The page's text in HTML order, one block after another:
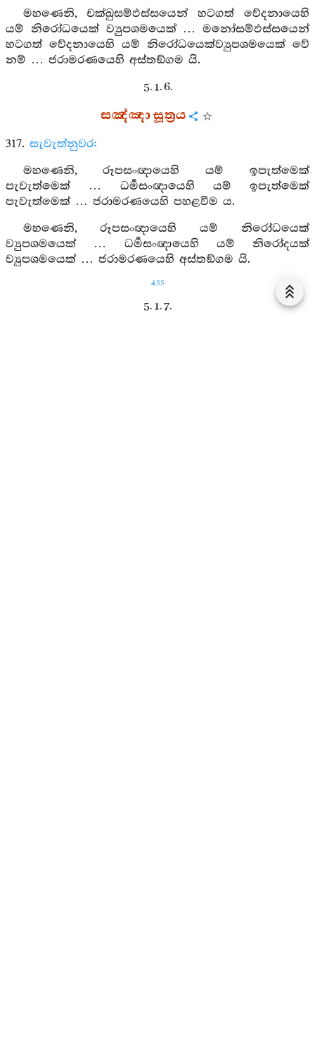
මහණෙනි, චක්ඛුසම්ඵස්සයෙන් හටගත් වේදනායෙහි
යම් නිරෝධයෙක් ව්‍යුපශමයෙක් … මනෝසම්ඵස්සයෙන්
හටගත් වේදනායෙහි යම් නිරෝධයෙක්ව්‍යුපශමයෙක් වේ
නම් … ජරාමරණයෙහි අස්තඞ්ගම යි.
5. 1. 6.
සඤ්ඤා සූත්‍රය
317. සැවැත්නුවර:
මහණෙනි, රූපසංඥායෙහි යම් ඉපැත්මෙක්
පැවැත්මෙක් … ධර්‍මසංඥායෙහි යම් ඉපැත්මෙක්
පැවැත්මෙක් … ජරාමරණයෙහි පහළවීම ය.
මහණෙනි, රූපසංඥායෙහි යම් නිරෝධයෙක්
ව්‍යුපශමයෙක් … ධර්‍මසංඥායෙහි යම් නිරෝදයක්
ව්‍යුපශමයෙක් … ජරාමරණයෙහි අස්තඞ්ගම යි.
455
5. 1. 7.